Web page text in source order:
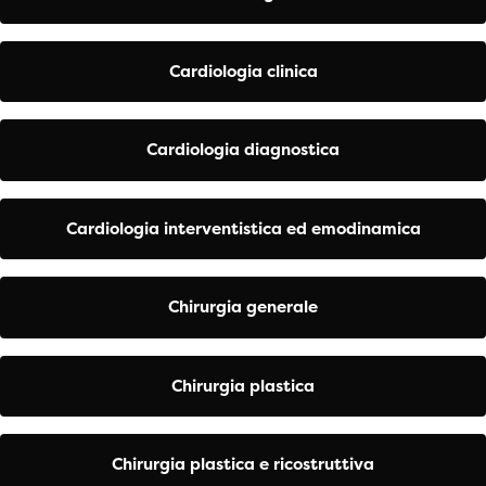
Cardiologia clinica
Cardiologia diagnostica
Cardiologia interventistica ed emodinamica
Chirurgia generale
Chirurgia plastica
Chirurgia plastica e ricostruttiva